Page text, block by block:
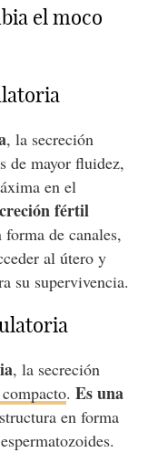
el moco
, la secreción
de mayor fluidez,
en el
fértil
de canales,
al útero y
su supervivencia.
, la secreción
. Es una
en forma